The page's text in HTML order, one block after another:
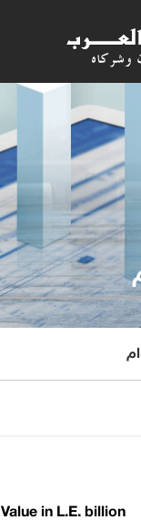
Value in L.E. billion